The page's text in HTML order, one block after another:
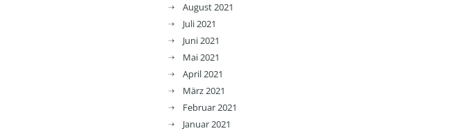
August 2021
Juli 2021
Juni 2021
Mai 2021
April 2021
März 2021
Februar 2021
Januar 2021